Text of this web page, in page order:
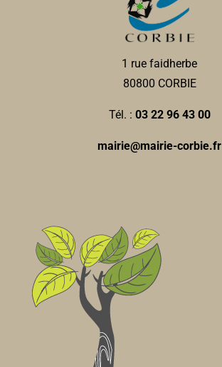
1 rue faidherbe
80800 CORBIE
Tél. : 03 22 96 43 00
mairie@mairie-corbie.fr